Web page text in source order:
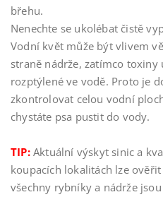
břehu.
Nenechte se ukolébat čistě
Vodní květ může být vlivem
straně nádrže, zatímco
rozptýlené ve vodě. Proto je
zkontrolovat celou vodní
chystáte psa pustit do vody.
TIP:Aktuální výskyt sinic a
koupacích lokalitách lze
všechny rybníky a nádrže